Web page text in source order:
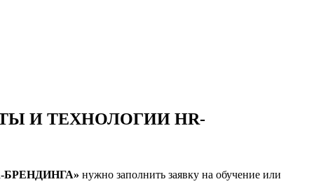
И ТЕХНОЛОГИИ HR-
нужно заполнить заявку на обучение или